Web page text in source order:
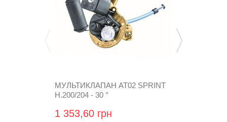
МУЛЬТИКЛАПАН AT02 SPRINT
H.200/204 - 30 °
1 353,60 грн